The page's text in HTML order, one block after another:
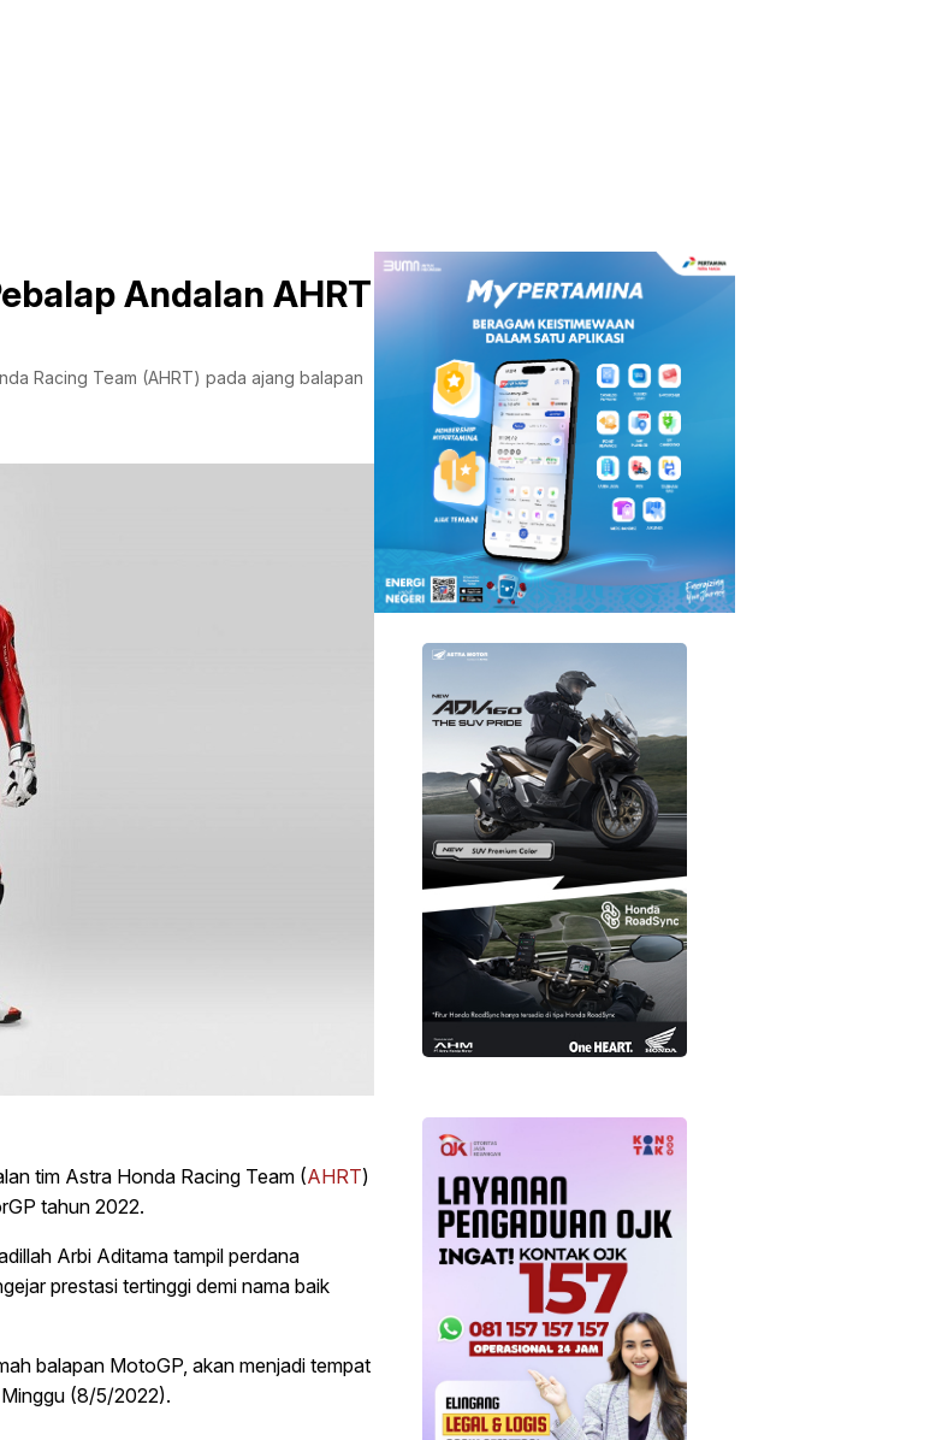
Andalan AHRT
Racing Team (AHRT) pada ajang balapan
tim Astra Honda Racing Team (AHRT)
tahun 2022.
Arbi Aditama tampil perdana
prestasi tertinggi demi nama baik
balapan MotoGP, akan menjadi tempat
(8/5/2022).